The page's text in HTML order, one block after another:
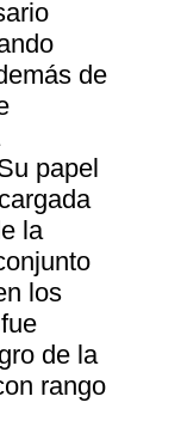
de
papel
la
los
de la
rango